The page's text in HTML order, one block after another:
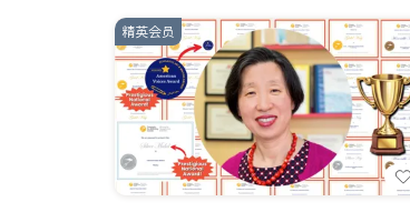
精英会员